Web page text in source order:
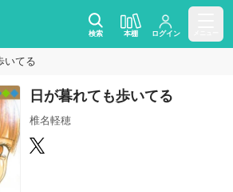
検索 本棚 ログイン
いてる
日が暮れても歩いてる
椎名軽穂